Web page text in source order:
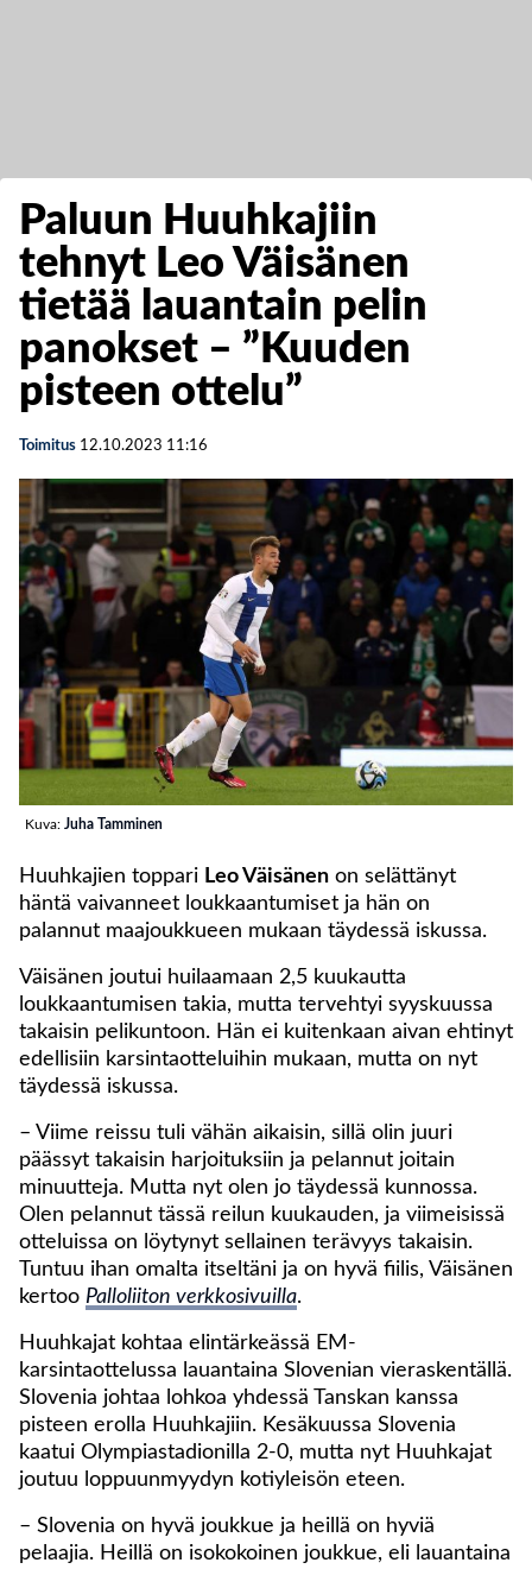
Paluun Huuhkajiin
tehnyt Leo Väisänen
tietää lauantain pelin
panokset – ”Kuuden
pisteen ottelu”
Toimitus 12.10.2023 11:16
Kuva: Juha Tamminen
Huuhkajien toppari Leo Väisänen on selättänyt
häntä vaivanneet loukkaantumiset ja hän on
palannut maajoukkueen mukaan täydessä iskussa.
Väisänen joutui huilaamaan 2,5 kuukautta
loukkaantumisen takia, mutta tervehtyi syyskuussa
takaisin pelikuntoon. Hän ei kuitenkaan aivan ehtinyt
edellisiin karsintaotteluihin mukaan, mutta on nyt
täydessä iskussa.
– Viime reissu tuli vähän aikaisin, sillä olin juuri
päässyt takaisin harjoituksiin ja pelannut joitain
minuutteja. Mutta nyt olen jo täydessä kunnossa.
Olen pelannut tässä reilun kuukauden, ja viimeisissä
otteluissa on löytynyt sellainen terävyys takaisin.
Tuntuu ihan omalta itseltäni ja on hyvä fiilis, Väisänen
kertoo Palloliiton verkkosivuilla.
Huuhkajat kohtaa elintärkeässä EM-
karsintaottelussa lauantaina Slovenian vieraskentällä.
Slovenia johtaa lohkoa yhdessä Tanskan kanssa
pisteen erolla Huuhkajiin. Kesäkuussa Slovenia
kaatui Olympiastadionilla 2-0, mutta nyt Huuhkajat
joutuu loppuunmyydyn kotiyleisön eteen.
– Slovenia on hyvä joukkue ja heillä on hyviä
pelaajia. Heillä on isokokoinen joukkue, eli lauantaina